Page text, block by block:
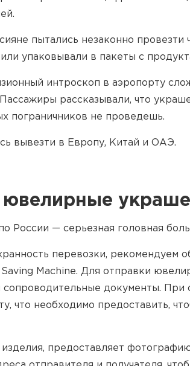
пытались незаконно
упаковывали в пакеты с
интроскоп в аэропорту
рассказывали, что
пограничников не проведешь.
вывезти в Европу, Китай и ОАЭ.
ювелирные
России — серьезная головная
перевозки, рекомендуем
Machine. Для отправки
сопроводительные документы.
что необходимо предоставить,
предоставляет